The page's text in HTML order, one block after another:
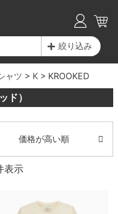
絞り込み
ャツ K KROOKED
ド）
価格が高い順
表示
送！
！
は3倍！
送！
！
は3倍！
キ）
送！
！
は3倍！
ラック）
送！
！
は3倍！
ィール）
ュラフォ
送！
！
は3倍！
送！
！
は3倍！
送！
！
は3倍！
送！
！
は3倍！
送！
！
は3倍！